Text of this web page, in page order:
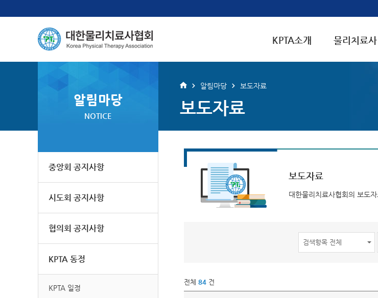
KPTA소개 물리치료사
알림마당
NOTICE
중앙회 공지사항
시도회 공지사항
협의회 공지사항
KPTA 동정
KPTA 일정
알림마당 보도자료
보도자료
보도자료
대한물리치료사협회의 보도
전체 84 건